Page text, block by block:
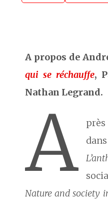
A propos de
qui se réchauffe,
Nathan Legrand.
A
dans
Nature and society